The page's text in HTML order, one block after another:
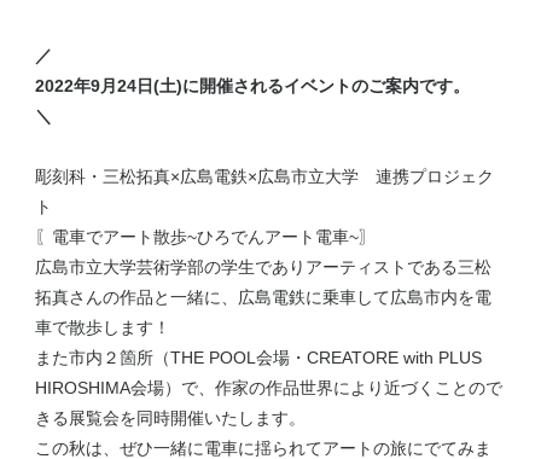
／
2022年9月24日(土)に開催されるイベントのご案内です。
＼
彫刻科・三松拓真×広島電鉄×広島市立大学 連携プロジェク
ト
〖電車でアート散歩~ひろでんアート電車~〗
広島市立大学芸術学部の学生でありアーティストである三松
拓真さんの作品と一緒に、広島電鉄に乗車して広島市内を電
車で散歩します！
また市内２箇所（THE POOL会場・CREATORE with PLUS
HIROSHIMA会場）で、作家の作品世界により近づくことので
きる展覧会を同時開催いたします。
この秋は、ぜひ一緒に電車に揺られてアートの旅にでてみま